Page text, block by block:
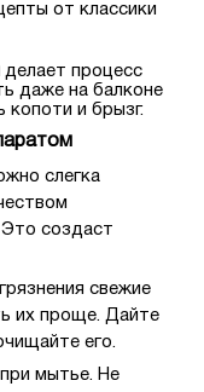
от классики
делает процесс
даже на балконе
копоти и брызг.
слегка
Это создаст
свежие
их проще. Дайте
его.
мытье. Не